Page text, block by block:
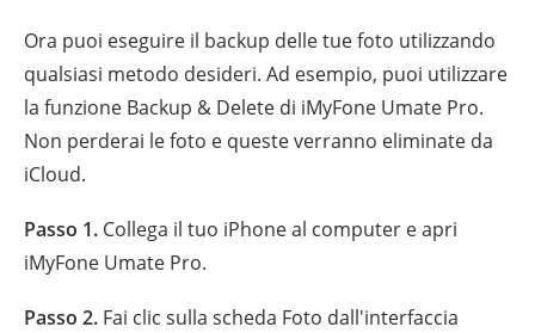
Ora puoi eseguire il backup delle tue foto utilizzando
qualsiasi metodo desideri. Ad esempio, puoi utilizzare
la funzione Backup & Delete di iMyFone Umate Pro.
Non perderai le foto e queste verranno eliminate da
iCloud.
Passo 1. Collega il tuo iPhone al computer e apri
iMyFone Umate Pro.
Passo 2. Fai clic sulla scheda Foto dall'interfaccia